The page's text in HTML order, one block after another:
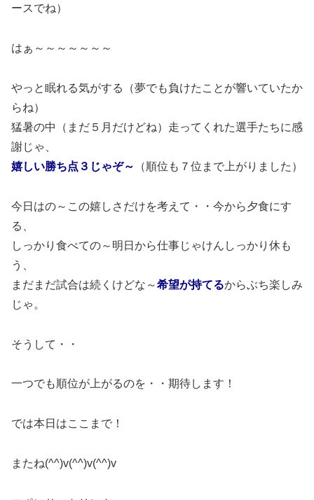
ースでね）
はぁ～～～～～～～
やっと眠れる気がする（夢でも負けたことが響いていたか
らね）
猛暑の中（まだ５月だけどね）走ってくれた選手たちに感
謝じゃ、
嬉しい勝ち点３じゃぞ～
（順位も７位まで上がりました）
今日はの～この嬉しさだけを考えて・・今から夕食にす
る、
しっかり食べての～明日から仕事じゃけんしっかり休も
う、
まだまだ試合は続くけどな～希望が持てるからぶち楽しみ
じゃ。
そうして・・
一つでも順位が上がるのを・・期待します！
では本日はここまで！
またね(^^)v(^^)v(^^)v